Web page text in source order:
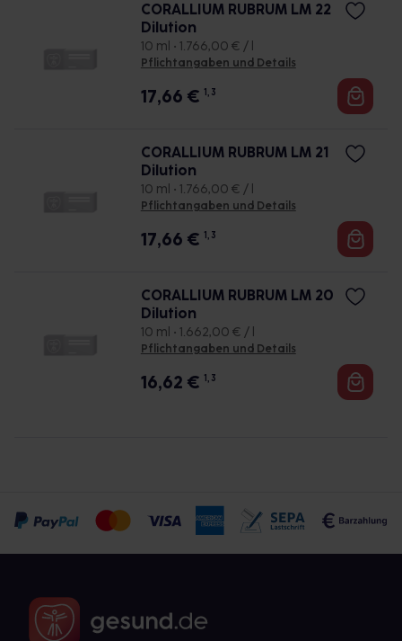
CORALLIUM RUBRUM LM 22
Dilution
10 ml • 1.766,00 € / l
Pflichtangaben und Details
17,66 € 1, 3
CORALLIUM RUBRUM LM 21
Dilution
10 ml • 1.766,00 € / l
Pflichtangaben und Details
17,66 € 1, 3
CORALLIUM RUBRUM LM 20
Dilution
10 ml • 1.662,00 € / l
Pflichtangaben und Details
16,62 € 1, 3